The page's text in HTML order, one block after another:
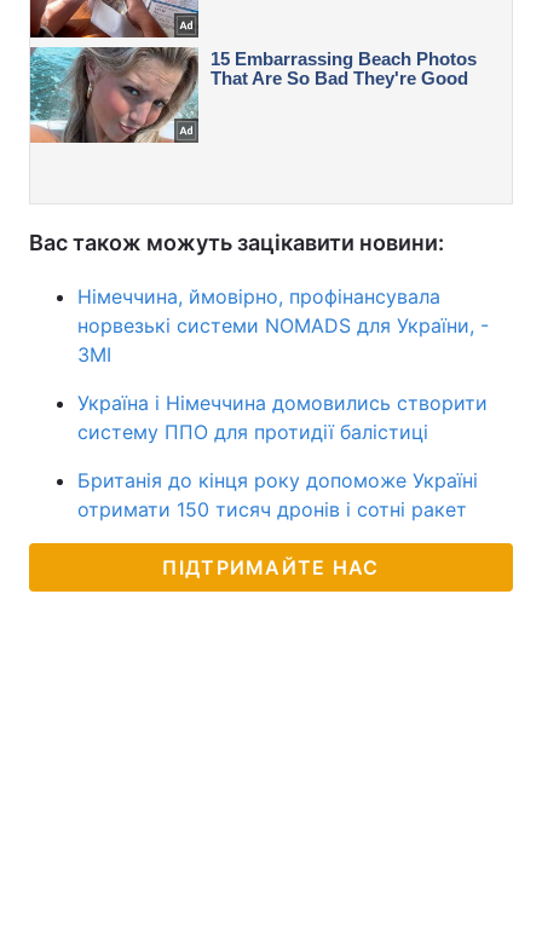
Вас також можуть зацікавити новини:
Німеччина, ймовірно, профінансувала
норвезькі системи NOMADS для України, -
ЗМІ
Україна і Німеччина домовились створити
систему ППО для протидії балістиці
Британія до кінця року допоможе Україні
отримати 150 тисяч дронів і сотні ракет
ПІДТРИМАЙТЕ НАС